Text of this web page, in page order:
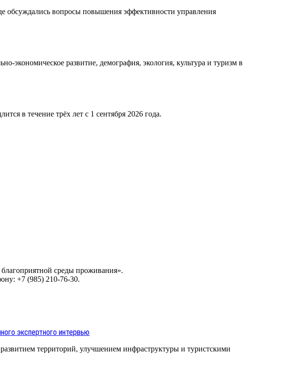
вопросы повышения эффективности управления
экономическое развитие, демография, экология, культура и туризм в
в течение трёх лет с 1 сентября 2026 года.
среды проживания».
+7 (985) 210-76-30.
экспертного интервью
территорий, улучшением инфраструктуры и туристскими